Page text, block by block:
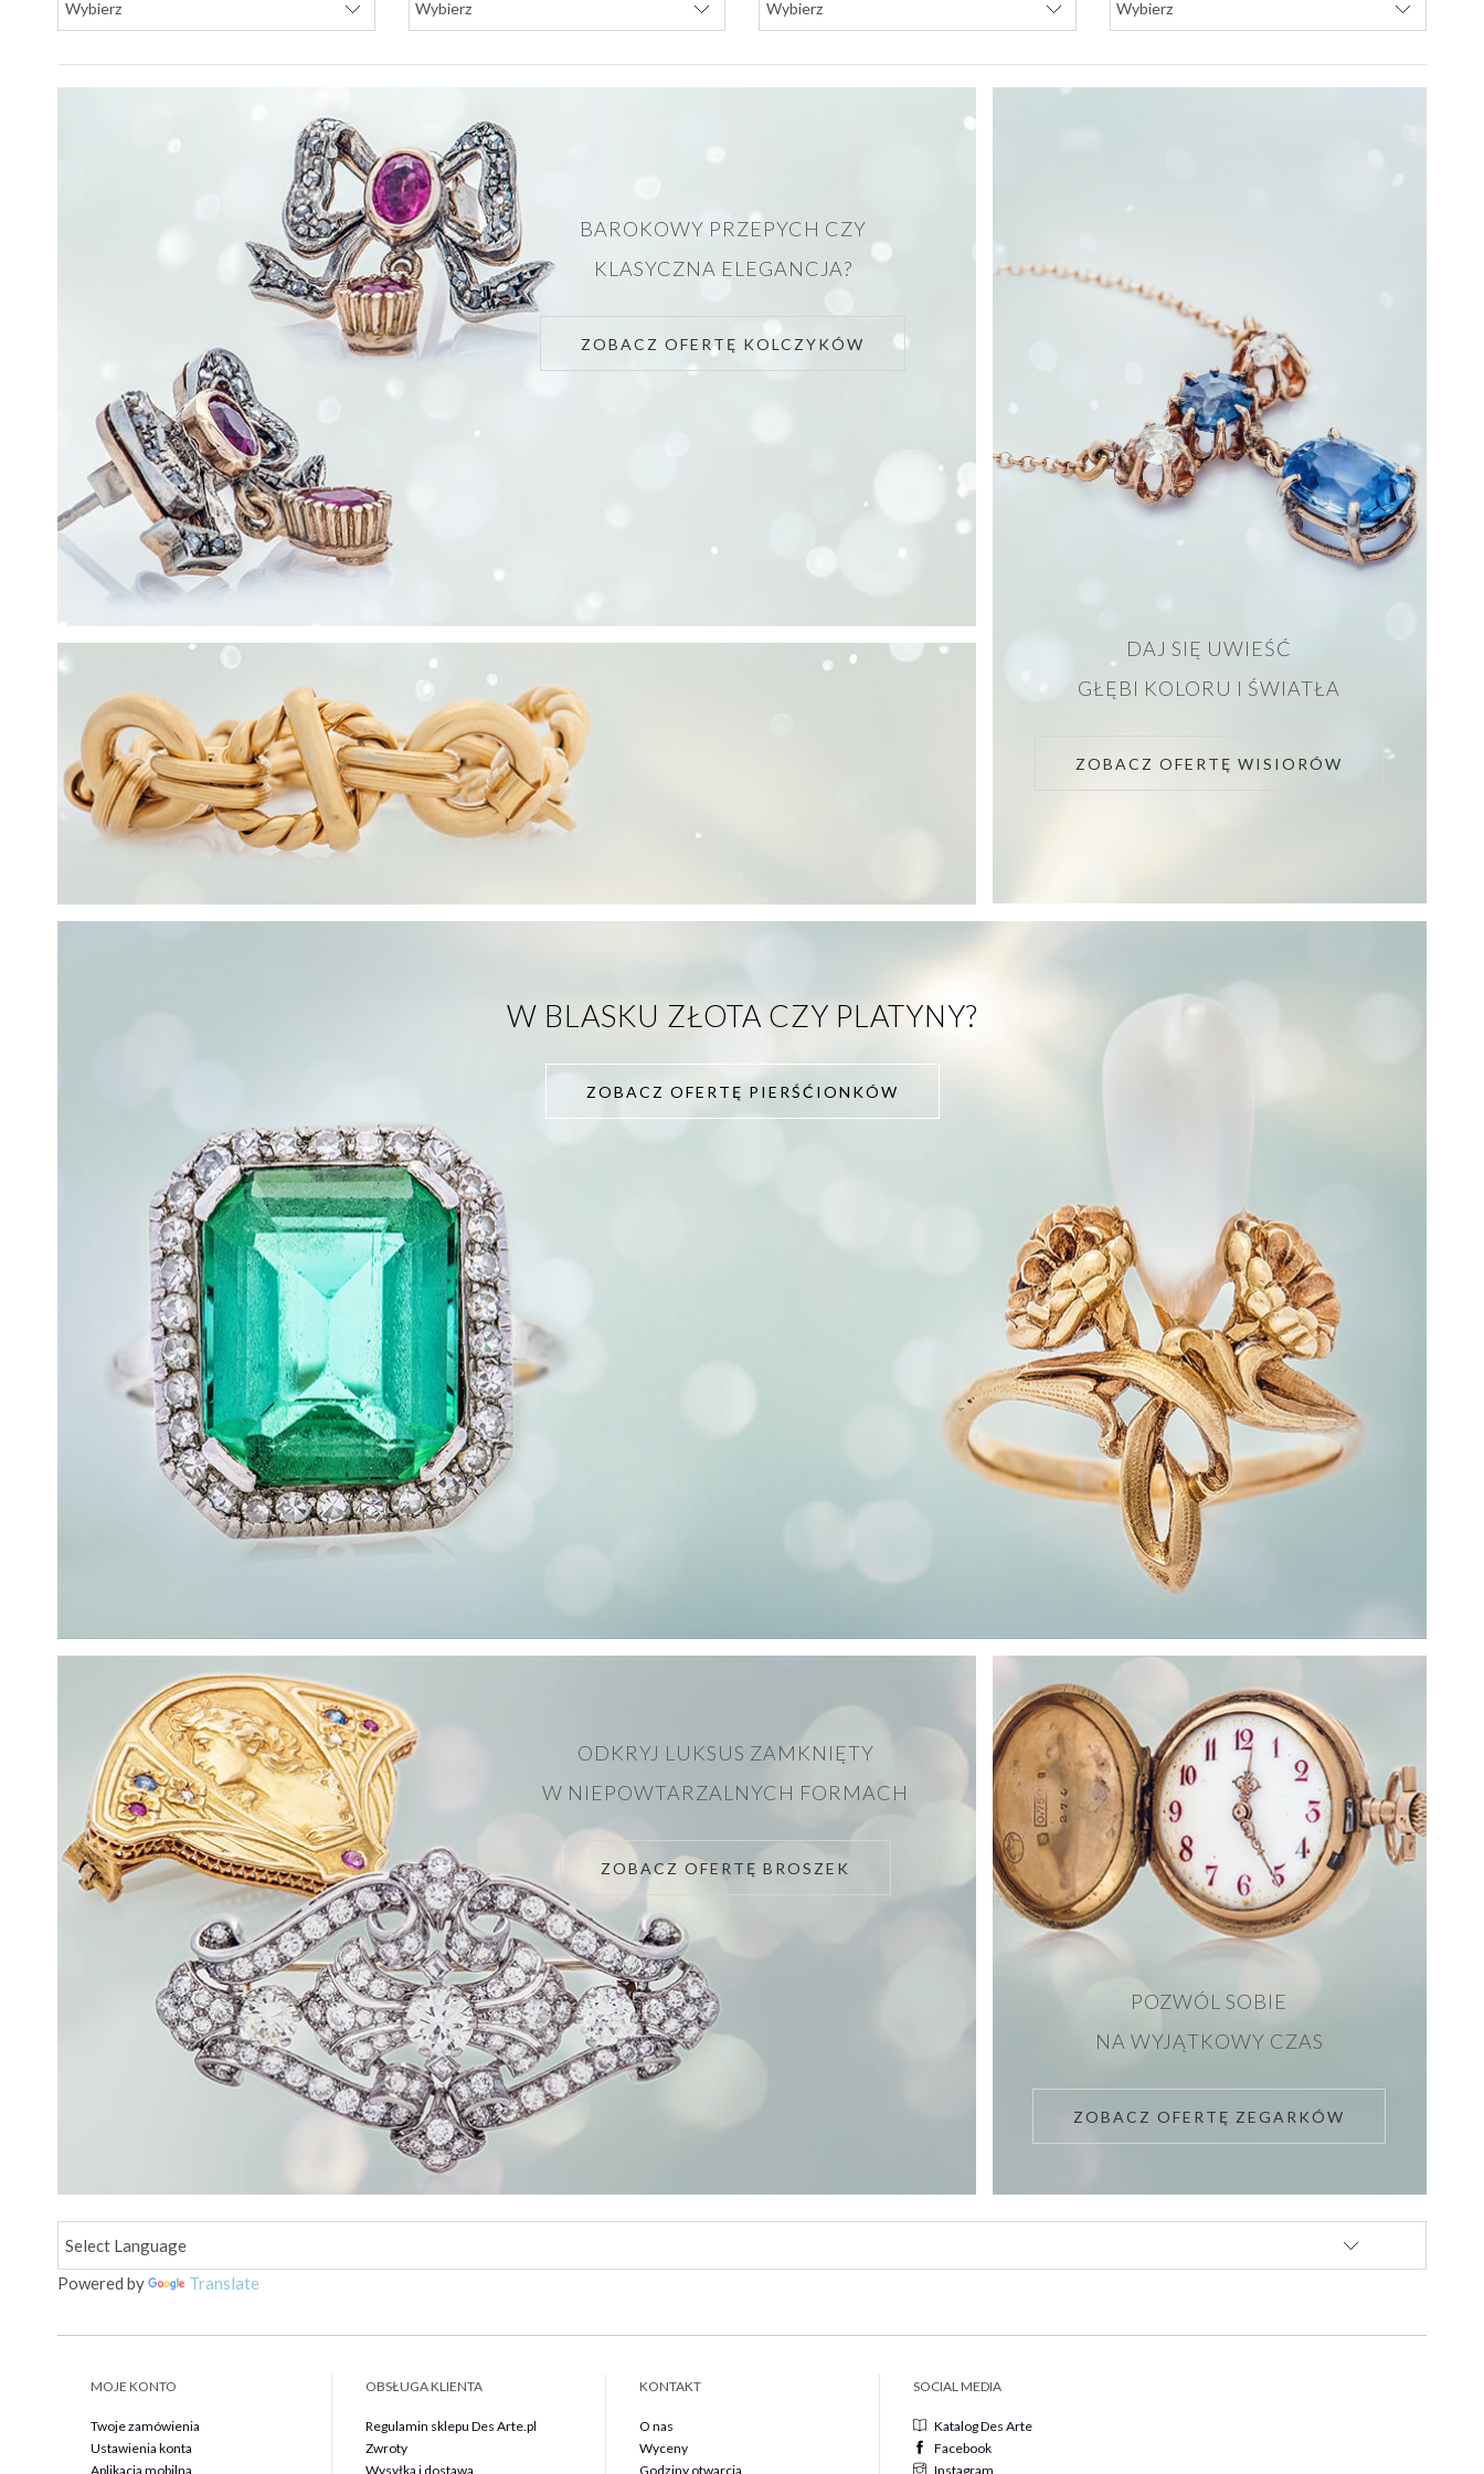
BAROKOWY PRZEPYCH CZY
KLASYCZNA ELEGANCJA?
ZOBACZ OFERTĘ KOLCZYKÓW
DAJ SIĘ UWIEŚĆ
GŁĘBI KOLORU I ŚWIATŁA
ZOBACZ OFERTĘ WISIORÓW
W BLASKU ZŁOTA CZY PLATYNY?
ZOBACZ OFERTĘ PIERŚĆIONKÓW
ODKRYJ LUKSUS ZAMKNIĘTY
W NIEPOWTARZALNYCH FORMACH
ZOBACZ OFERTĘ BROSZEK
POZWÓL SOBIE
NA WYJĄTKOWY CZAS
ZOBACZ OFERTĘ ZEGARKÓW
Powered by Translate
MOJE KONTO
Twoje zamówienia
Ustawienia konta
Aplikacja mobilna
OBSŁUGA KLIENTA
Regulamin sklepu Des Arte.pl
Zwroty
Wysyłka i dostawa
KONTAKT
O nas
Wyceny
Godziny otwarcia
SOCIAL MEDIA
Katalog Des Arte
Facebook
Instagram